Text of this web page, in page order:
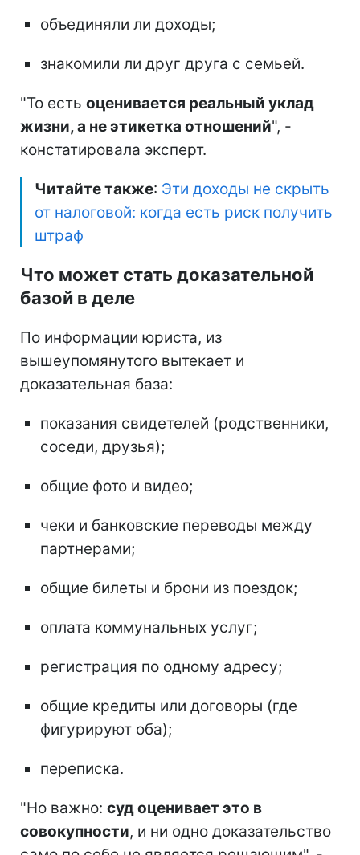
объединяли ли доходы;
знакомили ли друг друга с семьей.
"То есть оценивается реальный уклад
жизни, а не этикетка отношений", -
констатировала эксперт.
Читайте также: Эти доходы не скрыть
от налоговой: когда есть риск получить
штраф
Что может стать доказательной
базой в деле
По информации юриста, из
вышеупомянутого вытекает и
доказательная база:
показания свидетелей (родственники,
соседи, друзья);
общие фото и видео;
чеки и банковские переводы между
партнерами;
общие билеты и брони из поездок;
оплата коммунальных услуг;
регистрация по одному адресу;
общие кредиты или договоры (где
фигурируют оба);
переписка.
"Но важно: суд оценивает это в
совокупности, и ни одно доказательство